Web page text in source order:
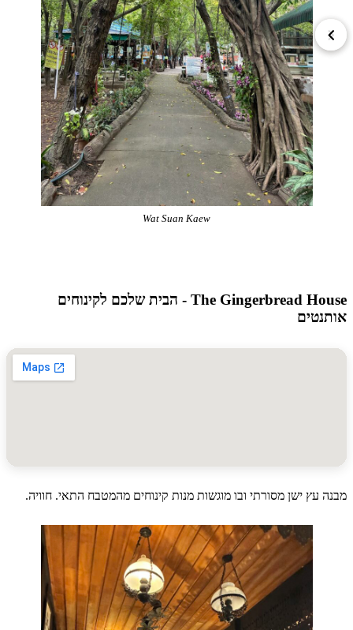
Wat Suan Kaew
The Gingerbread House - הבית שלכם לקינוחים
עץ ישן מסורתי ובו מוגשות מנות קינוחים מהמטבח התאי. חוויה.